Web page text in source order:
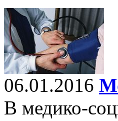
06.01.2016
В медико-